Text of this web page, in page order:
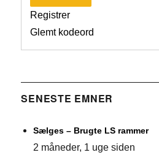
Registrer
Glemt kodeord
SENESTE EMNER
Sælges – Brugte LS rammer
2 måneder, 1 uge siden